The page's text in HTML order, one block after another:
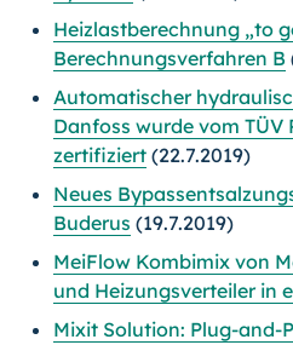
Heizlastberechnung „to
Berechnungsverfahren B
Automatischer
Danfoss wurde vom TÜV
zertifiziert (22.7.2019)
Neues
Buderus (19.7.2019)
MeiFlow Kombimix von
und Heizungsverteiler in
Mixit Solution: Plug-and-